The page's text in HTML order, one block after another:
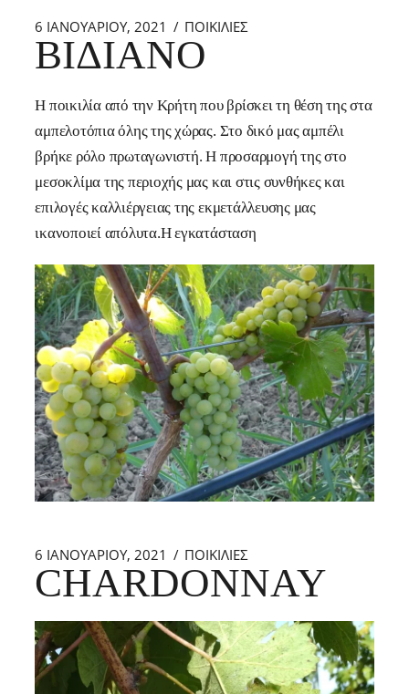
6 ΙΑΝΟΥΑΡΊΟΥ, 2021 ΠΟΙΚΙΛΙΕΣ
ΒΙΔΙΑΝΌ
Η ποικιλία από την Κρήτη που βρίσκει τη θέση της στα
αμπελοτόπια όλης της χώρας. Στο δικό μας αμπέλι
βρήκε ρόλο πρωταγωνιστή. Η προσαρμογή της στο
μεσοκλίμα της περιοχής μας και στις συνθήκες και
επιλογές καλλιέργειας της εκμετάλλευσης μας
ικανοποιεί απόλυτα.Η εγκατάσταση
6 ΙΑΝΟΥΑΡΊΟΥ, 2021 ΠΟΙΚΙΛΙΕΣ
CHARDONNAY